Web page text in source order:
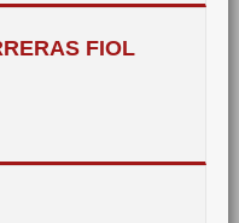
FIOL